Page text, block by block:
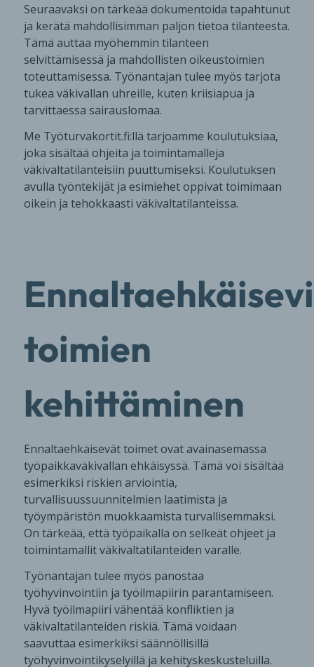
Seuraavaksi on tärkeää dokumentoida tapahtunut
ja kerätä mahdollisimman paljon tietoa tilanteesta.
Tämä auttaa myöhemmin tilanteen
selvittämisessä ja mahdollisten oikeustoimien
toteuttamisessa. Työnantajan tulee myös tarjota
tukea väkivallan uhreille, kuten kriisiapua ja
tarvittaessa sairauslomaa.
Me Työturvakortit.fi:llä tarjoamme koulutuksiaa,
joka sisältää ohjeita ja toimintamalleja
väkivaltatilanteisiin puuttumiseksi. Koulutuksen
avulla työntekijät ja esimiehet oppivat toimimaan
oikein ja tehokkaasti väkivaltatilanteissa.
toimien
kehittäminen
Ennaltaehkäisevät toimet ovat avainasemassa
työpaikkaväkivallan ehkäisyssä. Tämä voi sisältää
esimerkiksi riskien arviointia,
turvallisuussuunnitelmien laatimista ja
työympäristön muokkaamista turvallisemmaksi.
On tärkeää, että työpaikalla on selkeät ohjeet ja
toimintamallit väkivaltatilanteiden varalle.
Työnantajan tulee myös panostaa
työhyvinvointiin ja työilmapiirin parantamiseen.
Hyvä työilmapiiri vähentää konfliktien ja
väkivaltatilanteiden riskiä. Tämä voidaan
saavuttaa esimerkiksi säännöllisillä
työhyvinvointikyselyillä ja kehityskeskusteluilla.